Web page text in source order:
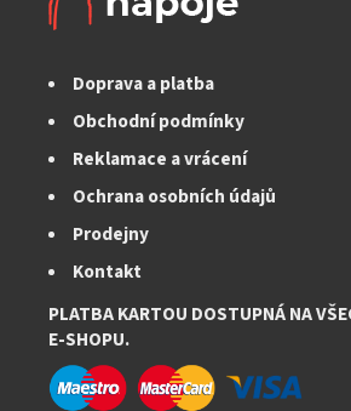
Doprava a platba
Obchodní podmínky
Reklamace a vrácení
Ochrana osobních údajů
Prodejny
Kontakt
PLATBA KARTOU DOSTUPNÁ NA
E-SHOPU.